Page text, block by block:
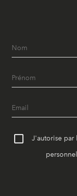
J'autorise par